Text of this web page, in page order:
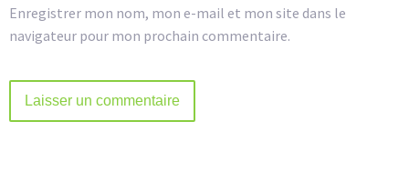
Enregistrer mon nom, mon e-mail et mon site dans le
navigateur pour mon prochain commentaire.